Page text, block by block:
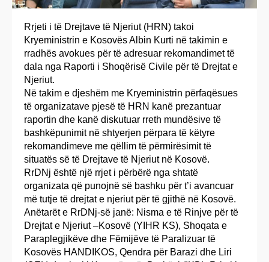
Rrjeti i të Drejtave të Njeriut (HRN) takoi
Kryeministrin e Kosovës Albin Kurti në takimin e
rradhës avokues për të adresuar rekomandimet të
dala nga Raporti i Shoqërisë Civile për të Drejtat e
Njeriut.
Në takim e djeshëm me Kryeministrin përfaqësues
të organizatave pjesë të HRN kanë prezantuar
raportin dhe kanë diskutuar rreth mundësive të
bashkëpunimit në shtyerjen përpara të këtyre
rekomandimeve me qëllim të përmirësimit të
situatës së të Drejtave të Njeriut në Kosovë.
RrDNj është një rrjet i përbërë nga shtatë
organizata që punojnë së bashku për t’i avancuar
më tutje të drejtat e njeriut për të gjithë në Kosovë.
Anëtarët e RrDNj-së janë: Nisma e të Rinjve për të
Drejtat e Njeriut –Kosovë (YIHR KS), Shoqata e
Paraplegjikëve dhe Fëmijëve të Paralizuar të
Kosovës HANDIKOS, Qendra për Barazi dhe Liri